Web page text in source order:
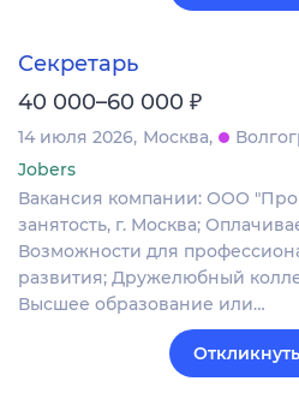
Секретарь
40 000–60 000 ₽
14 июля 2026 Москва
Jobers
Вакансия компании: ООО
занятость, г. Москва;
Возможности для
развития; Дружелюбный
Высшее образование или…